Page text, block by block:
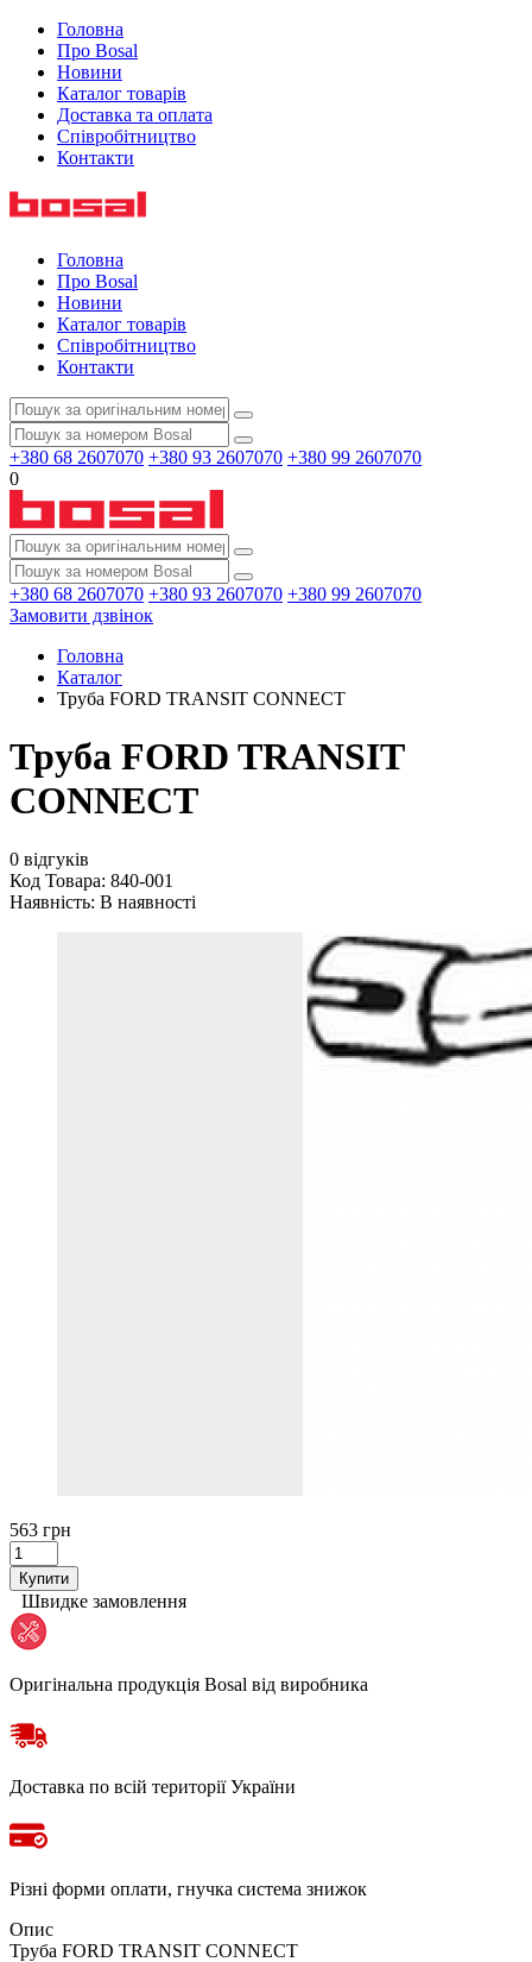
Головна
Про Bosal
Новини
Каталог товарів
Доставка та оплата
Співробітництво
Контакти
Головна
Про Bosal
Новини
Каталог товарів
Співробітництво
Контакти
+380 68 2607070 +380 93 2607070 +380 99 2607070
0
+380 68 2607070 +380 93 2607070 +380 99 2607070
Замовити дзвінок
Головна
Каталог
Труба FORD TRANSIT CONNECT
Труба FORD TRANSIT
CONNECT
0 відгуків
Код Товара: 840-001
Наявність: В наявності
563 грн
Купити
Швидке замовлення
Оригінальна продукція Bosal від виробника
Доставка по всій території України
Різні форми оплати, гнучка система знижок
Опис
Труба FORD TRANSIT CONNECT